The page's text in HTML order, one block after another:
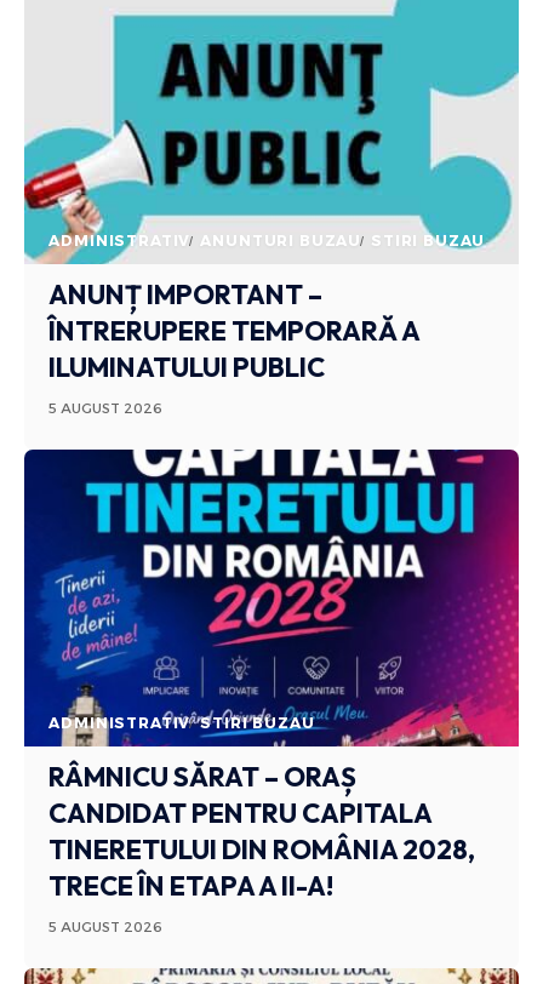
ADMINISTRATIV ANUNTURI BUZAU STIRI BUZAU
ANUNȚ IMPORTANT –
ÎNTRERUPERE TEMPORARĂ A
ILUMINATULUI PUBLIC
5 AUGUST 2026
ADMINISTRATIV STIRI BUZAU
RÂMNICU SĂRAT – ORAȘ
CANDIDAT PENTRU CAPITALA
TINERETULUI DIN ROMÂNIA 2028,
TRECE ÎN ETAPA A II-A!
5 AUGUST 2026